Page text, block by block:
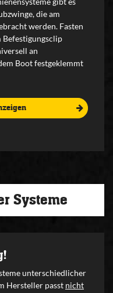
die am
werden. Fasten
Befestigungsclip
an
Boot festgeklemmt
Systeme
unterschiedlicher
Hersteller passt nicht